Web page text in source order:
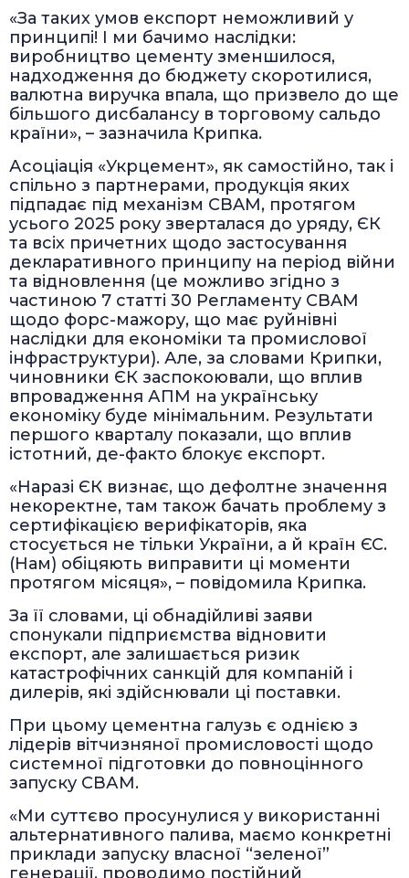
«За таких умов експорт неможливий у
принципі! І ми бачимо наслідки:
виробництво цементу зменшилося,
надходження до бюджету скоротилися,
валютна виручка впала, що призвело до ще
більшого дисбалансу в торговому сальдо
країни», – зазначила Крипка.
Асоціація «Укрцемент», як самостійно, так і
спільно з партнерами, продукція яких
підпадає під механізм CBAM, протягом
усього 2025 року зверталася до уряду, ЄК
та всіх причетних щодо застосування
декларативного принципу на період війни
та відновлення (це можливо згідно з
частиною 7 статті 30 Регламенту CBAM
щодо форс-мажору, що має руйнівні
наслідки для економіки та промислової
інфраструктури). Але, за словами Крипки,
чиновники ЄК заспокоювали, що вплив
впровадження АПМ на українську
економіку буде мінімальним. Результати
першого кварталу показали, що вплив
істотний, де-факто блокує експорт.
«Наразі ЄК визнає, що дефолтне значення
некоректне, там також бачать проблему з
сертифікацією верифікаторів, яка
стосується не тільки України, а й країн ЄС.
(Нам) обіцяють виправити ці моменти
протягом місяця», – повідомила Крипка.
За її словами, ці обнадійливі заяви
спонукали підприємства відновити
експорт, але залишається ризик
катастрофічних санкцій для компаній і
дилерів, які здійснювали ці поставки.
При цьому цементна галузь є однією з
лідерів вітчизняної промисловості щодо
системної підготовки до повноцінного
запуску СВАМ.
«Ми суттєво просунулися у використанні
альтернативного палива, маємо конкретні
приклади запуску власної “зеленої”
генерації, проводимо постійний